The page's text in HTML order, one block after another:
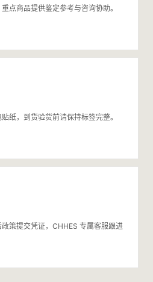
点商品提供鉴定参考与咨询协助。
纸，到货验货前请保持标签完整。
策提交凭证，CHHES 专属客服跟进